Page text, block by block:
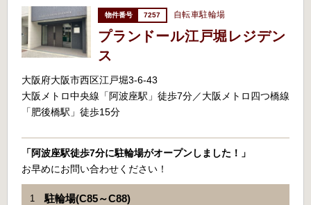
7257 自転車駐輪場
プランドール江戸堀レジデン
ス
大阪府大阪市西区江戸堀3-6-43
大阪メトロ中央線「阿波座駅」徒歩7分／大阪メトロ四つ橋線
「肥後橋駅」徒歩15分
「阿波座駅徒歩7分に駐輪場がオープンしました！」
お早めにお問い合わせください！
1 駐輪場(C85～C88)